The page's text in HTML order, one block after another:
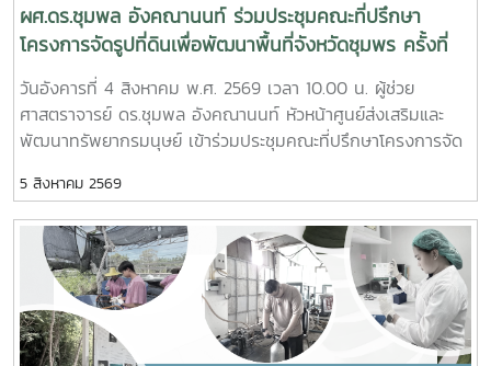
ผศ.ดร.ชุมพล อังคณานนท์ ร่วมประชุมคณะที่ปรึกษา
โครงการจัดรูปที่ดินเพื่อพัฒนาพื้นที่จังหวัดชุมพร ครั้งที่
2/2569
วันอังคารที่ 4 สิงหาคม พ.ศ. 2569 เวลา 10.00 น. ผู้ช่วย
ศาสตราจารย์ ดร.ชุมพล อังคณานนท์ หัวหน้าศูนย์ส่งเสริมและ
พัฒนาทรัพยากรมนุษย์ เข้าร่วมประชุมคณะที่ปรึกษาโครงการจัด
รวม สาย ก3 และ ก4ในเขตผังเมืองรวมชุมชนปากน้ำหลังสวน
จังหวัดชุมพร ครั้งที่ 2/2569 ณ ห้องประชุมเกาะทองหลาง ชั้น 3
ศาลากลางจังหวัดชุมพร โดยมีนายจักรพงศ์ นิลไพรัช ธนารักษ์
พื้นที่ชุมพร เป็นประธานในการประชุมในการนี้ นายอุดม จิตตวงค์
โยธาธิการและผังเมืองจังหวัดชุมพร พร้อมด้วยคณะที่ปรึกษา
โครงการจัดรูปที่ดินเพื่อพัฒนาพื้นที่ส่วนจังหวัดชุมพร บริเวณ
ถนนผังเมืองรวม สาย ก3 และก4 ในเขตผังเมืองรวมชุมชน
5 สิงหาคม 2569